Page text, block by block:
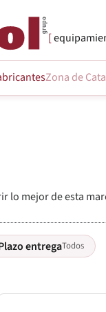
Zona de Cata
lo mejor de esta
entregaTodos